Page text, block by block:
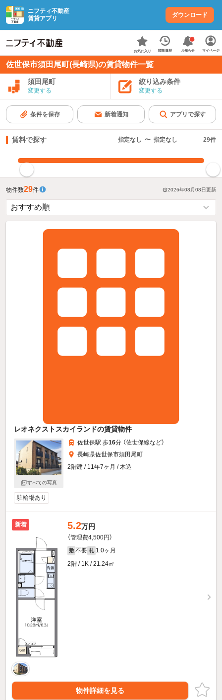
ニフティ不動産
賃貸アプリ
ダウンロード
お気に入り 閲覧履歴 お知らせ マイページ
佐世保市須田尾町(長崎県)の賃貸物件一覧
須田尾町
変更する
絞り込み条件
変更する
条件を保存 新着通知 アプリで探す
賃料で探す 指定なし 〜 指定なし 29件
物件数29件 2026年08月08日更新
レオネクストスカイランドの賃貸物件
すべての写真
佐世保駅 歩16分 （佐世保線など）
長崎県佐世保市須田尾町
2階建 / 11年7ヶ月 / 木造
駐輪場あり
新着 5.2万円
（管理費4,500円）
敷 不要 礼 1.0ヶ月
2階 / 1K / 21.24㎡
物件詳細を見る